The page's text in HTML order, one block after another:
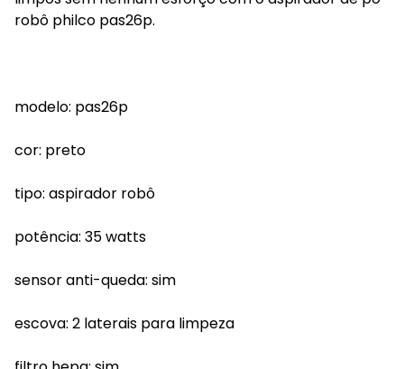
robô philco pas26p.
modelo: pas26p
cor: preto
tipo: aspirador robô
potência: 35 watts
sensor anti-queda: sim
escova: 2 laterais para limpeza